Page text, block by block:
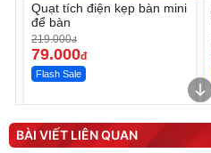
Quạt tích điện kẹp bàn mini
để bàn
219.000đ
79.000đ
Flash Sale
Máy ép chậm trái cây
Elmich JEE 1855OL
BÀI VIẾT LIÊN QUAN